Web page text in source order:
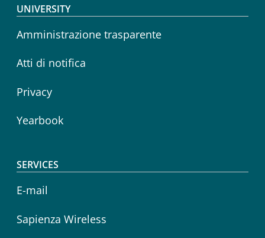
Footer menu
UNIVERSITY
Amministrazione trasparente
Atti di notifica
Privacy
Yearbook
SERVICES
E-mail
Sapienza Wireless